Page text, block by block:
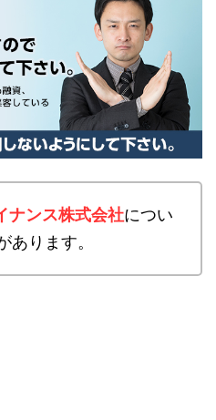
ナンス株式会社につい
あります。